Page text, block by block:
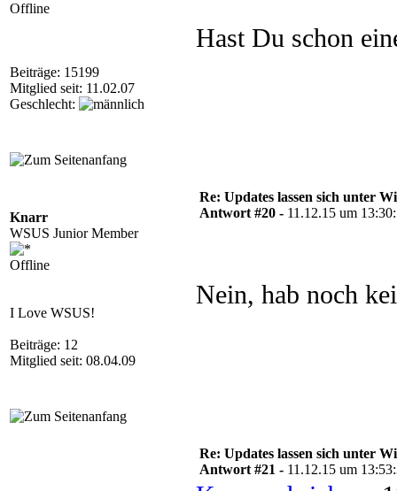
Offline
Beiträge: 15199
Mitglied seit: 11.02.07
Geschlecht:
Hast Du schon
Knarr
WSUS Junior Member
Offline
I Love WSUS!
Beiträge: 12
Mitglied seit: 08.04.09
Re: Updates lassen sich unter
Antwort #20 - 11.12.15 um
Nein, hab noch
Re: Updates lassen sich unter
Antwort #21 - 11.12.15 um